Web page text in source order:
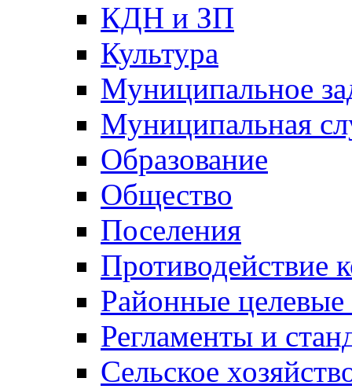
КДН и ЗП
Культура
Муниципальное
Муниципальная
Образование
Общество
Поселения
Противодействие
Районные
Регламенты и
Сельское